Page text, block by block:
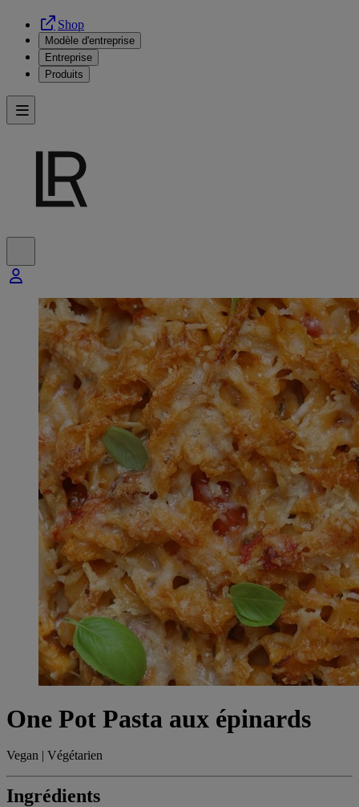
Shop
Modèle d'entreprise
Entreprise
Produits
One Pot Pasta aux épinards
Vegan | Végétarien
Ingrédients